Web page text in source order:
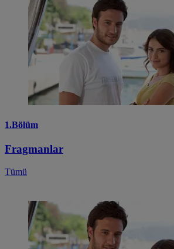
1.Bölüm
Fragmanlar
Tümü